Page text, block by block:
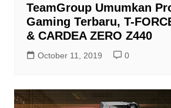
TeamGroup Umumkan
Gaming Terbaru, T-
& CARDEA ZERO Z440
October 11, 2019 0